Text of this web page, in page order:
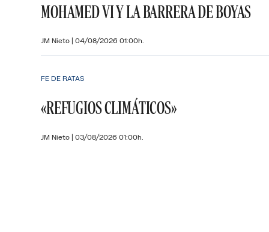
MOHAMED VI Y LA BARRERA DE BOYAS
JM Nieto | 04/08/2026 01:00h.
FE DE RATAS
«REFUGIOS CLIMÁTICOS»
JM Nieto | 03/08/2026 01:00h.